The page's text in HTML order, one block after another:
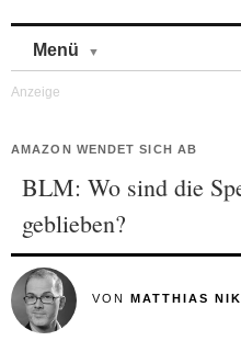
Menü
AMAZON WENDET SICH AB
BLM: Wo sind die
geblieben?
VON MATTHIAS